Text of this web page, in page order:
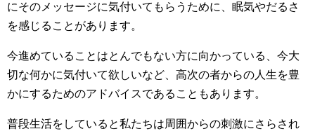
にそのメッセージに気付いてもらうために、眠気やだるさ
を感じることがあります。
今進めていることはとんでもない方に向かっている、今大
切な何かに気付いて欲しいなど、高次の者からの人生を豊
かにするためのアドバイスであることもあります。
普段生活をしていると私たちは周囲からの刺激にさらされ